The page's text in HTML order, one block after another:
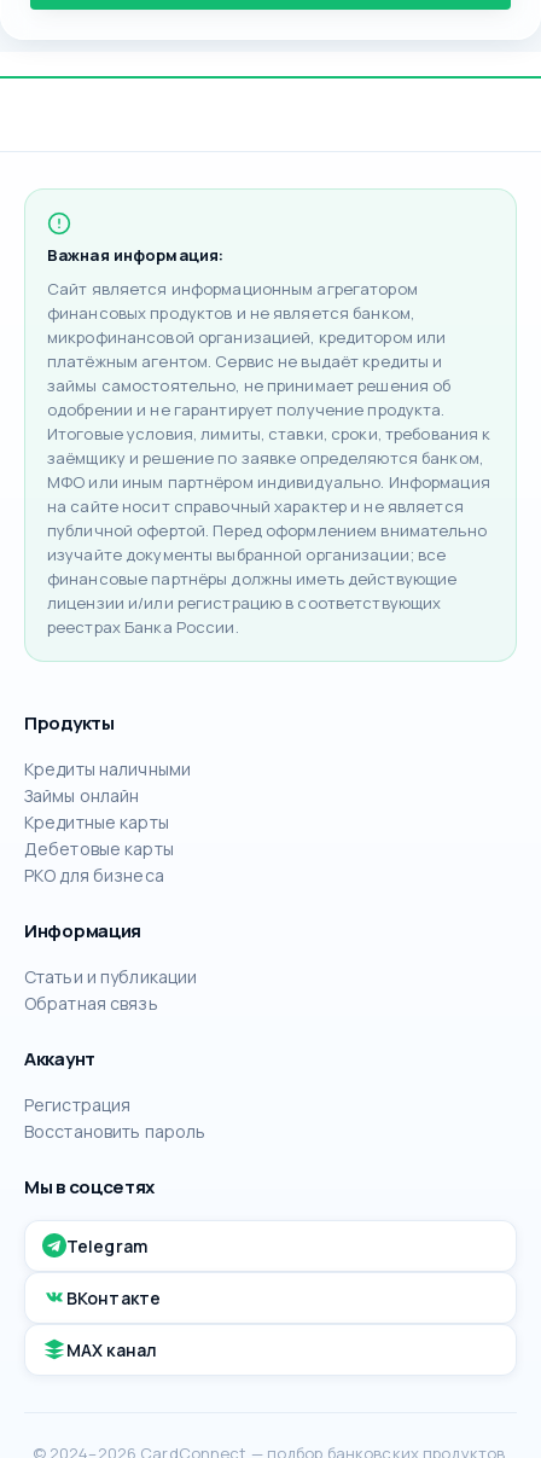
Важная информация:
Сайт является информационным агрегатором
финансовых продуктов и не является банком,
микрофинансовой организацией, кредитором или
платёжным агентом. Сервис не выдаёт кредиты и
займы самостоятельно, не принимает решения об
одобрении и не гарантирует получение продукта.
Итоговые условия, лимиты, ставки, сроки, требования к
заёмщику и решение по заявке определяются банком,
МФО или иным партнёром индивидуально. Информация
на сайте носит справочный характер и не является
публичной офертой. Перед оформлением внимательно
изучайте документы выбранной организации; все
финансовые партнёры должны иметь действующие
лицензии и/или регистрацию в соответствующих
реестрах Банка России.
Продукты
Кредиты наличными
Займы онлайн
Кредитные карты
Дебетовые карты
РКО для бизнеса
Информация
Статьи и публикации
Обратная связь
Аккаунт
Регистрация
Восстановить пароль
Мы в соцсетях
Telegram
ВКонтакте
MAX канал
© 2024–2026 CardConnect — подбор банковских продуктов.